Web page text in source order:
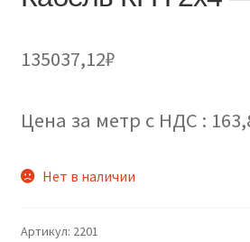
135037,12₽
Цена за метр с НДС :
Нет в наличии
Артикул: 2201